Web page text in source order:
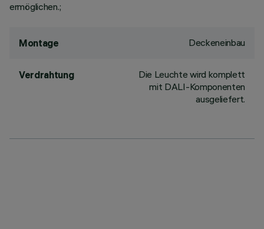
ermöglichen.;
Montage Deckeneinbau
Verdrahtung
Die Leuchte wird komplett
mit DALI-Komponenten
ausgeliefert.